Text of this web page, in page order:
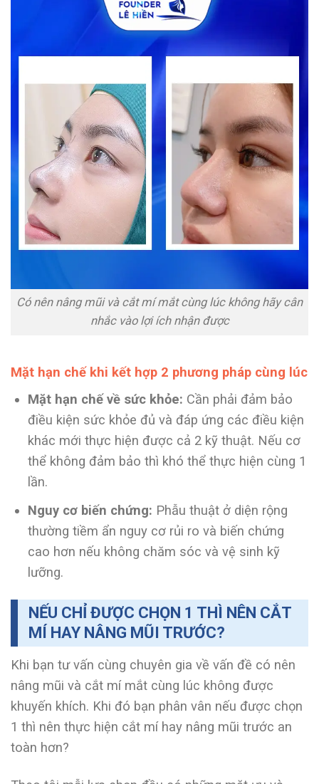
Có nên nâng mũi và cắt mí mắt cùng lúc không hãy cân
nhắc vào lợi ích nhận được
Mặt hạn chế khi kết hợp 2 phương pháp cùng lúc
Mặt hạn chế về sức khỏe: Cần phải đảm bảo
điều kiện sức khỏe đủ và đáp ứng các điều kiện
khác mới thực hiện được cả 2 kỹ thuật. Nếu cơ
thể không đảm bảo thì khó thể thực hiện cùng 1
lần.
Nguy cơ biến chứng: Phẫu thuật ở diện rộng
thường tiềm ẩn nguy cơ rủi ro và biến chứng
cao hơn nếu không chăm sóc và vệ sinh kỹ
lưỡng.
NẾU CHỈ ĐƯỢC CHỌN 1 THÌ NÊN CẮT
MÍ HAY NÂNG MŨI TRƯỚC?
Khi bạn tư vấn cùng chuyên gia về vấn đề có nên
nâng mũi và cắt mí mắt cùng lúc không được
khuyến khích. Khi đó bạn phân vân nếu được chọn
1 thì nên thực hiện cắt mí hay nâng mũi trước an
toàn hơn?